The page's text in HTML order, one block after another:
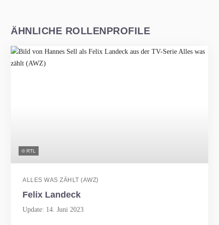
ÄHNLICHE ROLLENPROFILE
© RTL
ALLES WAS ZÄHLT (AWZ)
Felix Landeck
Update: 14. Juni 2023